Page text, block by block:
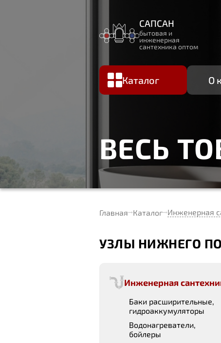
САПСАН
бытовая и
инженерная
сантехника оптом
Каталог О
ВЕСЬ
Главная Каталог Инженерная
УЗЛЫ НИЖНЕГО
Инженерная
Баки расширительные,
гидроаккумуляторы
Водонагреватели,
бойлеры